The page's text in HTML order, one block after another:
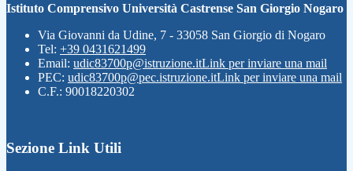
Istituto Comprensivo Università Castrense San Giorgio Nogaro
Via Giovanni da Udine, 7 - 33058 San Giorgio di Nogaro
Tel: +39 0431621499
Email: udic83700p@istruzione.itLink per inviare una mail
PEC: udic83700p@pec.istruzione.itLink per inviare una mail
C.F.: 90018220302
Sezione Link Utili